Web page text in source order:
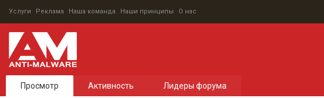
Услуги Реклама Наша команда Наши принципы О нас
Просмотр Активность Лидеры форума